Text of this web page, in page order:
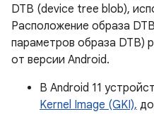
DTB (device tree blob),
Расположение образа
параметров образа DTB)
от версии Android.
В Android 11
Kernel Image (GKI),